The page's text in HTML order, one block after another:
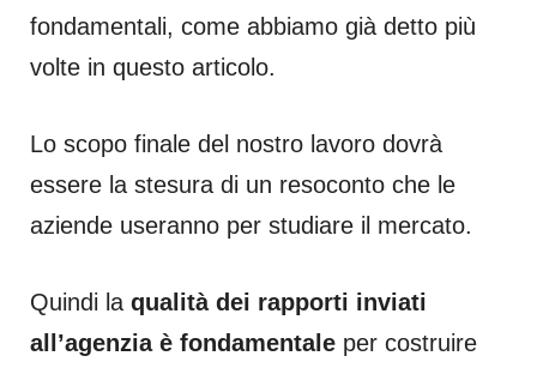
fondamentali, come abbiamo già detto più
volte in questo articolo.
Lo scopo finale del nostro lavoro dovrà
essere la stesura di un resoconto che le
aziende useranno per studiare il mercato.
Quindi la qualità dei rapporti inviati
all’agenzia è fondamentale per costruire